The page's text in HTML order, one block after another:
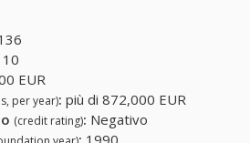
10
EUR
per year): più di 872,000 EUR
(credit rating): Negativo